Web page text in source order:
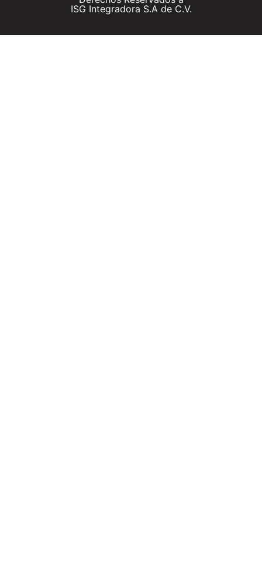
ISG Integradora S.A de C.V.